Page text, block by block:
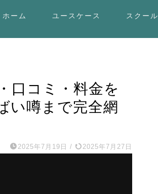
ホーム ユースケース スクール
口コミ・料金を
い噂まで完全網
2025年7月19日 / 2025年7月27日